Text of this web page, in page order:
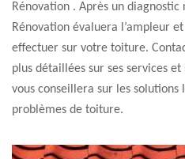
Rénovation . Après un diagnostic
Rénovation évaluera l’ampleur
effectuer sur votre toiture.
plus détaillées sur ses services et
vous conseillera sur les solutions
problèmes de toiture.